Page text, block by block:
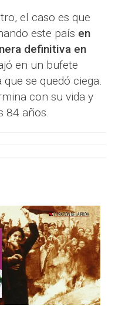
el caso es que
este país en
definitiva en
en un bufete
se quedó ciega.
con su vida y
84 años.